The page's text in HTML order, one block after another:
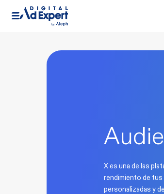
X es una de las
rendimiento de tus
personalizadas y